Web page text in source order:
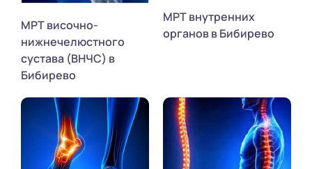
МРТ височно-
нижнечелюстного
сустава (ВНЧС) в
Бибирево
МРТ внутренних
органов в Бибирево